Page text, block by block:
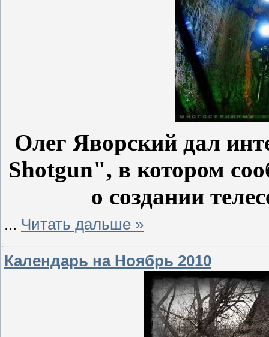
Олег Яворский дал
Shotgun", в котором
о создании
... Читать дальше »
Календарь на Ноябрь 2010